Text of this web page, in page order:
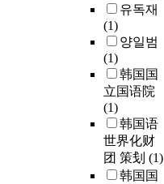
유독재
(1)
양일범
(1)
韩国国
立国语院
(1)
韩国语
世界化财
团 策刬 (1)
韩国国